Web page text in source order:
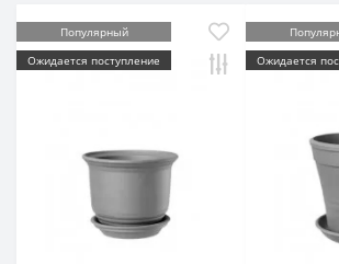
Популярный
Ожидается поступление
Ожидается